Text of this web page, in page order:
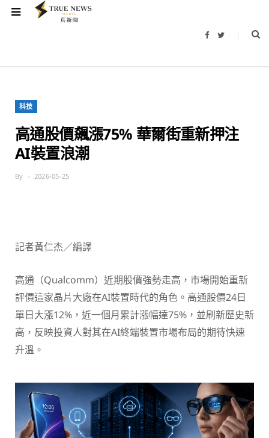
F
b
T
t
科技
高通股價飆漲75% 華爾街重新押注
AI裝置浪潮
By 2026-05-25
記者黃仁杰／編譯
高通（Qualcomm）近期股價強勢走高，市場開始重新
評價這家晶片大廠在AI裝置時代的角色。高通股價24日
單日大漲12%，近一個月累計漲幅達75%，並刷新歷史新
高，反映投資人對其在AI終端裝置市場布局的期待快速
升溫。